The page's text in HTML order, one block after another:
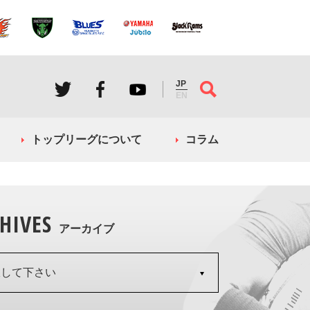
JP
EN
トップリーグについて コラム
アーカイブ
て下さい